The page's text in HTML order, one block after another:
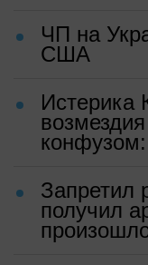
ЧП на
США
Истерика
Запретил
получил